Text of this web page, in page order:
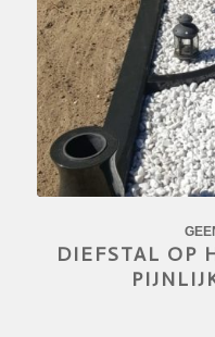
DIEFSTAL OP